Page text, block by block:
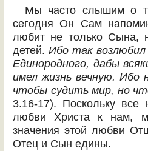
Мы часто слышим о
сегодня Он Сам
любит не только Сына,
детей.Ибо так
Единородного, дабы
имел жизнь вечную. Ибо
чтобы судить мир, но
3.16-17). Поскольку все
любви Христа к нам,
значения этой любви
Отец и Сын едины.